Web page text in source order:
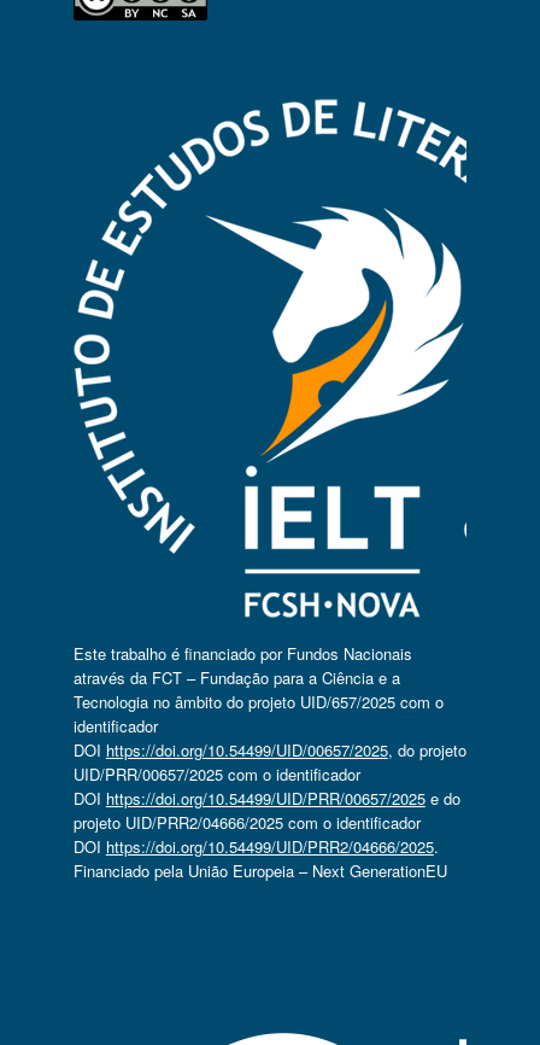
Este trabalho é financiado por Fundos Nacionais
através da FCT – Fundação para a Ciência e a
Tecnologia no âmbito do projeto UID/657/2025 com o
identificador
DOI https://doi.org/10.54499/UID/00657/2025, do projeto
UID/PRR/00657/2025 com o identificador
DOI https://doi.org/10.54499/UID/PRR/00657/2025e do
projeto UID/PRR2/04666/2025 com o identificador
DOI https://doi.org/10.54499/UID/PRR2/04666/2025.
Financiado pela União Europeia – Next GenerationEU